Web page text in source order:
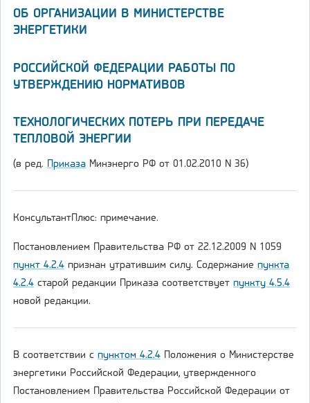
ОБ ОРГАНИЗАЦИИ В МИНИСТЕРСТВЕ
ЭНЕРГЕТИКИ
РОССИЙСКОЙ ФЕДЕРАЦИИ РАБОТЫ ПО
УТВЕРЖДЕНИЮ НОРМАТИВОВ
ТЕХНОЛОГИЧЕСКИХ ПОТЕРЬ ПРИ ПЕРЕДАЧЕ
ТЕПЛОВОЙ ЭНЕРГИИ
(в ред. Приказа Минэнерго РФ от 01.02.2010 N 36)
КонсультантПлюс: примечание.
Постановлением Правительства РФ от 22.12.2009 N 1059
пункт 4.2.4 признан утратившим силу. Содержание пункта
4.2.4 старой редакции Приказа соответствует пункту 4.5.4
новой редакции.
В соответствии с пунктом 4.2.4 Положения о Министерстве
энергетики Российской Федерации, утвержденного
Постановлением Правительства Российской Федерации от